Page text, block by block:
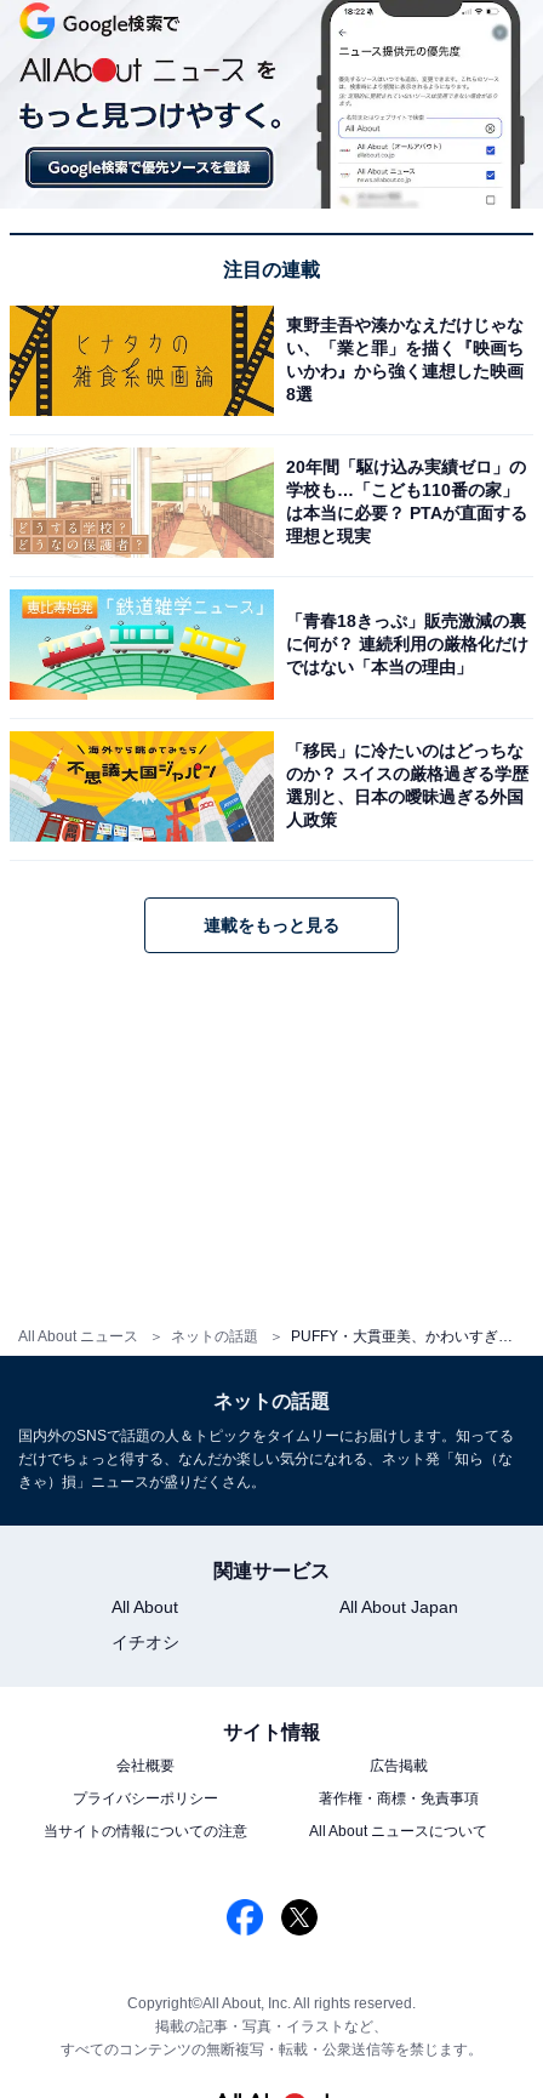
All About ニュース ネットの話題
注目の連載
東野圭吾や湊かなえだけじゃな
い、「業と罪」を描く『映画ち
いかわ』から強く連想した映画
8選
20年間「駆け込み実績ゼロ」の
学校も…「こども110番の家」
は本当に必要？ PTAが直面する
理想と現実
「青春18きっぷ」販売激減の裏
に何が？ 連続利用の厳格化だけ
ではない「本当の理由」
「移民」に冷たいのはどっちな
のか？ スイスの厳格過ぎる学歴
選別と、日本の曖昧過ぎる外国
人政策
連載をもっと見る
ネットの話題
国内外のSNSで話題の人＆トピックをタイムリーにお届けします。知ってる
だけでちょっと得する、なんだか楽しい気分になれる、ネット発「知ら（な
きゃ）損」ニュースが盛りだくさん。
関連サービス
All About
All About Japan
イチオシ
サイト情報
会社概要
広告掲載
プライバシーポリシー
著作権・商標・免責事項
当サイトの情報についての注意
All About ニュースについて
Copyright©All About, Inc. All rights reserved.
掲載の記事・写真・イラストなど、
すべてのコンテンツの無断複写・転載・公衆送信等を禁じます。